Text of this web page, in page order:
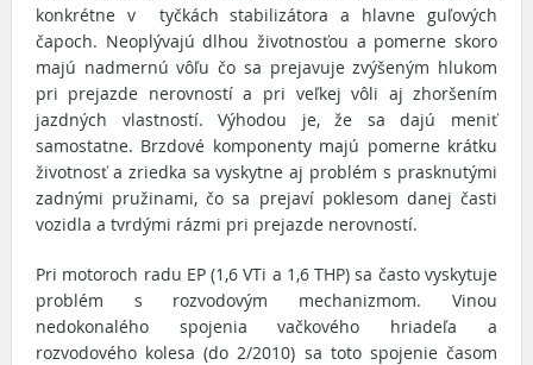
konkrétne v tyčkách stabilizátora a hlavne guľových
čapoch. Neoplývajú dlhou životnosťou a pomerne skoro
majú nadmernú vôľu čo sa prejavuje zvýšeným hlukom
pri prejazde nerovností a pri veľkej vôli aj zhoršením
jazdných vlastností. Výhodou je, že sa dajú meniť
samostatne. Brzdové komponenty majú pomerne krátku
životnosť a zriedka sa vyskytne aj problém s prasknutými
zadnými pružinami, čo sa prejaví poklesom danej časti
vozidla a tvrdými rázmi pri prejazde nerovností.
Pri motoroch radu EP (1,6 VTi a 1,6 THP) sa často vyskytuje
problém s rozvodovým mechanizmom. Vinou
nedokonalého spojenia vačkového hriadeľa a
rozvodového kolesa (do 2/2010) sa toto spojenie časom